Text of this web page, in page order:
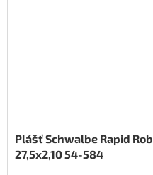
Plášť Schwalbe Rapid Rob
27,5x2,10 54-584